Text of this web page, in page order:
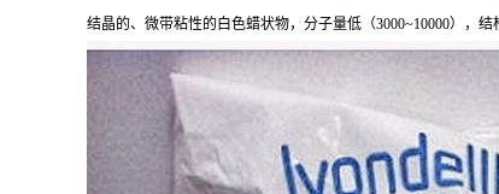
结晶的、微带粘性的白色蜡状物，分子量低（3000~10000），